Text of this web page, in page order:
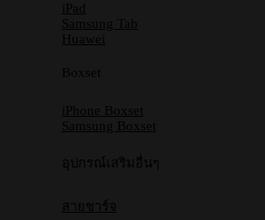
iPad
Samsung Tab
Huawei
Boxset
iPhone Boxset
Samsung Boxset
อุปกรณ์เสริมอื่นๆ
สายชาร์จ